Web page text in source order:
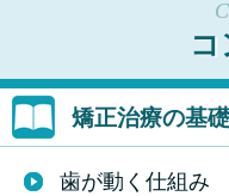
矯正治療の基
歯が動く仕組み